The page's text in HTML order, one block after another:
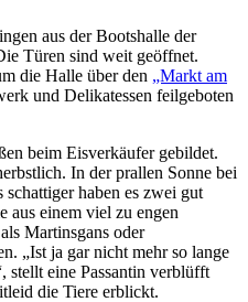
aus der Bootshalle der
Türen sind weit geöffnet.
die Halle über den „Markt am
und Delikatessen feilgeboten
beim Eisverkäufer gebildet.
In der prallen Sonne bei
haben es zwei gut
aus einem viel zu engen
Martinsgans oder
„Ist ja gar nicht mehr so lange
stellt eine Passantin verblüfft
die Tiere erblickt.